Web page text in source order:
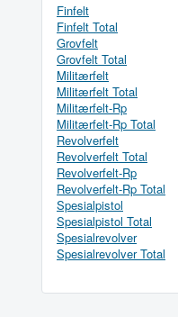
Finfelt
Finfelt Total
Grovfelt
Grovfelt Total
Militærfelt
Militærfelt Total
Militærfelt-Rp
Militærfelt-Rp Total
Revolverfelt
Revolverfelt Total
Revolverfelt-Rp
Revolverfelt-Rp Total
Spesialpistol
Spesialpistol Total
Spesialrevolver
Spesialrevolver Total